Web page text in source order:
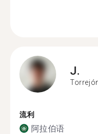
J.
流利
阿拉伯语